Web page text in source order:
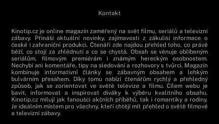
Kontakt
Kinotip.cz je online magazín zaměřený na svět filmu, seriálů a televizní
zábavy. Přináší aktuální novinky, zajímavosti z zákulisí informace o
české i zahraniční produkci. Čtenáři zde najdou přehled toho, co právě
běží, co stojí za zhlédnutí a co se chystá. Obsah se věnuje oblíbeným
seriálům, filmovým premiérám i známým hereckým osobnostem.
Nechybí ani komentáře, tipy na sledování a rozhovory s tvůrci. Magazín
kombinuje informativní články se zábavným obsahem a lehkým
bulvárním přesahem. Díky tomu nabízí čtenářům rychlý a přehledný
způsob, jak se zorientovat ve světě televize a filmu. Cílem webu je
bavit, informovat a inspirovat diváky k výběru kvalitního obsahu.
Kinotip.cz milují jak fanoušci akčních příběhů, tak i romantiky a rodiny.
Je ideálním místem pro všechny, kteří chtějí mít přehled o světě filmové
a televizní zábavy.